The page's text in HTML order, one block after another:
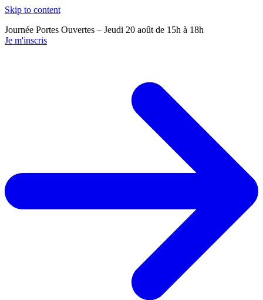
Skip to content
Journée Portes Ouvertes – Jeudi 20 août de 15h à 18h
Je m'inscris